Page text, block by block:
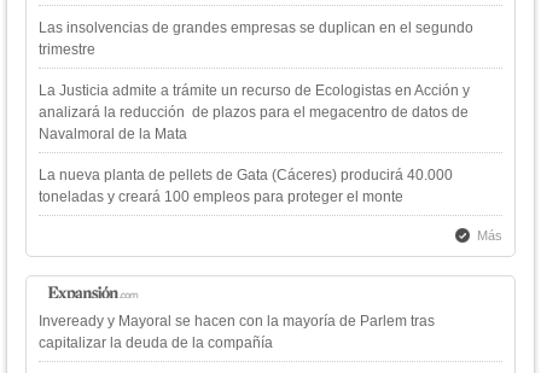
Las insolvencias de grandes empresas se duplican en el segundo
trimestre
La Justicia admite a trámite un recurso de Ecologistas en Acción y
analizará la reducción de plazos para el megacentro de datos de
Navalmoral de la Mata
La nueva planta de pellets de Gata (Cáceres) producirá 40.000
toneladas y creará 100 empleos para proteger el monte
Más
Inveready y Mayoral se hacen con la mayoría de Parlem tras
capitalizar la deuda de la compañía